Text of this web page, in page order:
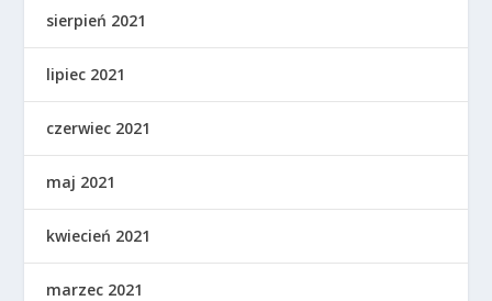
sierpień 2021
lipiec 2021
czerwiec 2021
maj 2021
kwiecień 2021
marzec 2021